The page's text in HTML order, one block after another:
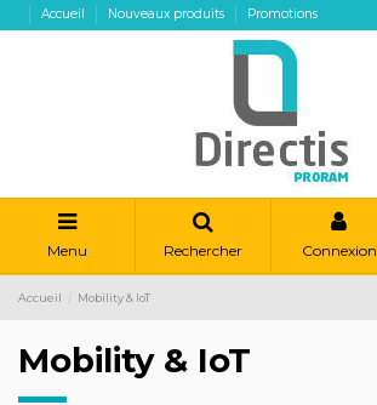
Accueil Nouveaux produits Promotions
Menu Rechercher Connexion
Accueil Mobility & IoT
Mobility & IoT